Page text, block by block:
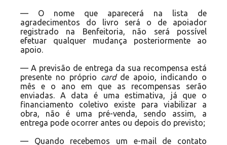
— O nome que aparecerá na lista de
agradecimentos do livro será o de apoiador
registrado na Benfeitoria, não será possível
efetuar qualquer mudança posteriormente ao
apoio.
— A previsão de entrega da sua recompensa está
presente no próprio cardde apoio, indicando o
mês e o ano em que as recompensas serão
enviadas. A data é uma estimativa, já que o
financiamento coletivo existe para viabilizar a
obra, não é uma pré-venda, sendo assim, a
entrega pode ocorrer antes ou depois do previsto;
— Quando recebemos um e-mail de contato